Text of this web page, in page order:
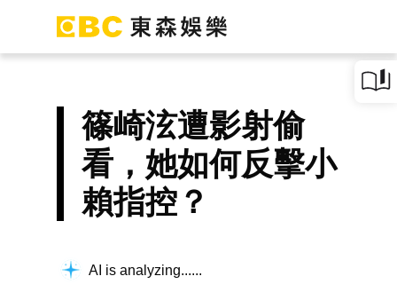
篠崎泫遭影射偷
看，她如何反擊小
賴指控？
AI is analyzing...